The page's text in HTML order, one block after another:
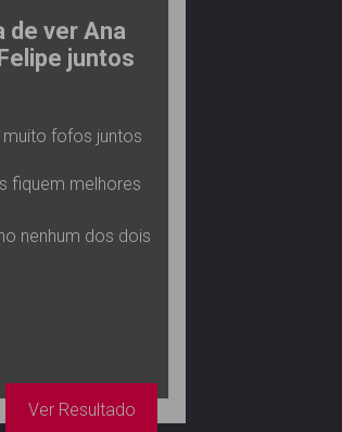
de ver Ana
juntos
muito fofos juntos
fiquem melhores
nenhum dos dois
Ver Resultado